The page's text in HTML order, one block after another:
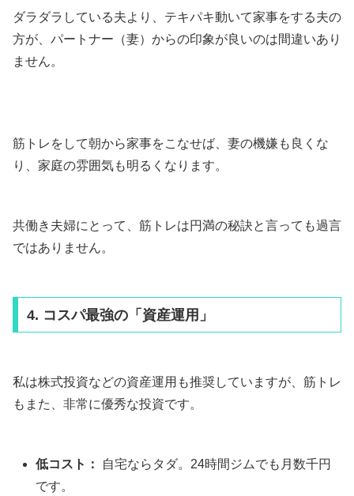
ダラダラしている夫より、テキパキ動いて家事をする夫の
方が、パートナー（妻）からの印象が良いのは間違いあり
ません。
筋トレをして朝から家事をこなせば、妻の機嫌も良くな
り、家庭の雰囲気も明るくなります。
共働き夫婦にとって、筋トレは円満の秘訣と言っても過言
ではありません。
4. コスパ最強の「資産運用」
私は株式投資などの資産運用も推奨していますが、筋トレ
もまた、非常に優秀な投資です。
低コスト：
自宅ならタダ。24時間ジムでも月数千円
です。